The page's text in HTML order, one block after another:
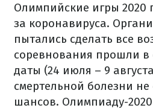
Олимпийские игры 2020
за коронавируса.
пытались сделать все
соревнования прошли в
даты (24 июля – 9
смертельной болезни
шансов. Олимпиаду-